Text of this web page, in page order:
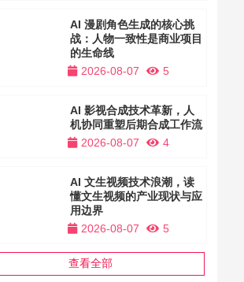
AI 漫剧角色生成的核心挑
战：人物一致性是商业项目
的生命线
2026-08-07
5
AI 影视合成技术革新，人
机协同重塑后期合成工作流
2026-08-07
4
AI 文生视频技术浪潮，读
懂文生视频的产业现状与应
用边界
2026-08-07
5
查看全部